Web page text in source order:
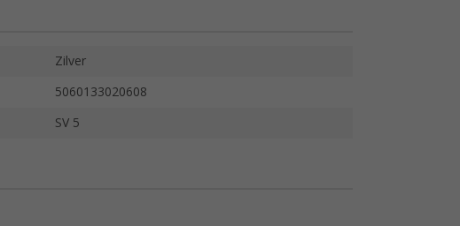
Zilver
5060133020608
SV 5